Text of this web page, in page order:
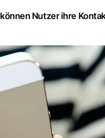
Nutzer ihre